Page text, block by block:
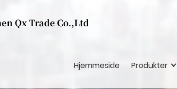
Hjemmeside Produkter